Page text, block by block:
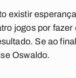
existir
jogos por
Se ao
Oswaldo.